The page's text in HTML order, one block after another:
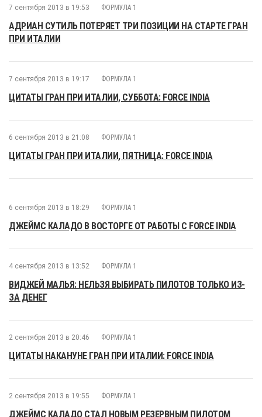
7 сентября 2013 в 19:53 ФОРМУЛА 1
АДРИАН СУТИЛЬ ПОТЕРЯЕТ ТРИ ПОЗИЦИИ НА СТАРТЕ ГРАН
ПРИ ИТАЛИИ
7 сентября 2013 в 19:17 ФОРМУЛА 1
ЦИТАТЫ ГРАН ПРИ ИТАЛИИ, СУББОТА: FORCE INDIA
6 сентября 2013 в 21:08 ФОРМУЛА 1
ЦИТАТЫ ГРАН ПРИ ИТАЛИИ, ПЯТНИЦА: FORCE INDIA
6 сентября 2013 в 18:29 ФОРМУЛА 1
ДЖЕЙМС КАЛАДО В ВОСТОРГЕ ОТ РАБОТЫ С FORCE INDIA
4 сентября 2013 в 13:52 ФОРМУЛА 1
ВИДЖЕЙ МАЛЬЯ: НЕЛЬЗЯ ВЫБИРАТЬ ПИЛОТОВ ТОЛЬКО ИЗ-
ЗА ДЕНЕГ
2 сентября 2013 в 20:46 ФОРМУЛА 1
ЦИТАТЫ НАКАНУНЕ ГРАН ПРИ ИТАЛИИ: FORCE INDIA
2 сентября 2013 в 19:55 ФОРМУЛА 1
ДЖЕЙМС КАЛАДО СТАЛ НОВЫМ РЕЗЕРВНЫМ ПИЛОТОМ